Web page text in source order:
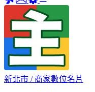
新北市 / 商家數位名片